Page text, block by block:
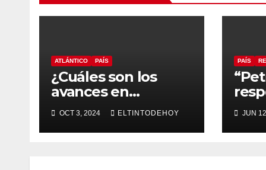
ATLÁNTICO PAÍS
¿Cuáles son los
avances en
infraestructura y
turismo del
Atlántico?
OCT 3, 2024 ELTINTODEHOY
PAÍS
laJUN